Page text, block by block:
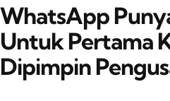
WhatsApp
Untuk Pertama
Dipimpin